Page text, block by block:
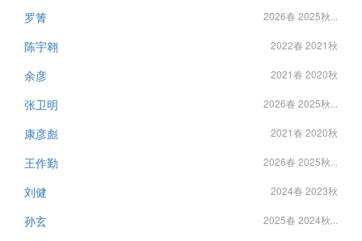
罗箐 2026春 2025秋...
陈宇翱 2022春 2021秋
余彦 2021春 2020秋
张卫明 2026春 2025秋...
康彦彪 2021春 2020秋
王作勤 2026春 2025秋...
刘健 2024春 2023秋
孙玄 2025春 2024秋...